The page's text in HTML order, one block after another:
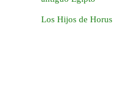
Los Hijos de Horus